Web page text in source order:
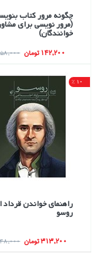
چگونه مرور كتاب
(مرور نويسي براي
خوانندگان)
142,200 تومان
158,000
10 %
راهنماي خواندن قرداد
روسو
313,200 تومان 348,000